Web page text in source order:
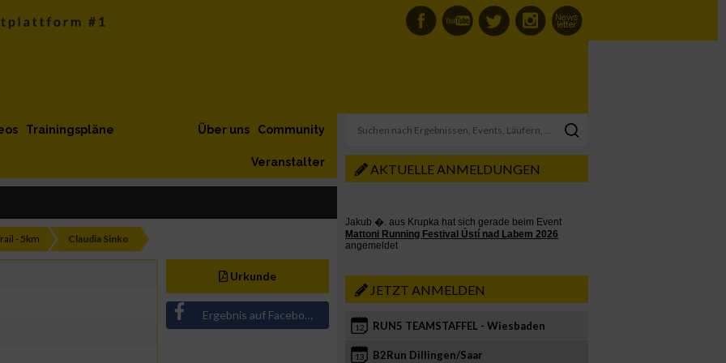
Trainingspläne Community
Über uns
Veranstalter
- 5km Claudia Sinko
Urkunde
Ergebnis auf Facebook teilen
AKTUELLE ANMELDUNGEN
JETZT ANMELDEN
12 RUN5 TEAMSTAFFEL - Wiesbaden
13 B2Run Dillingen/Saar